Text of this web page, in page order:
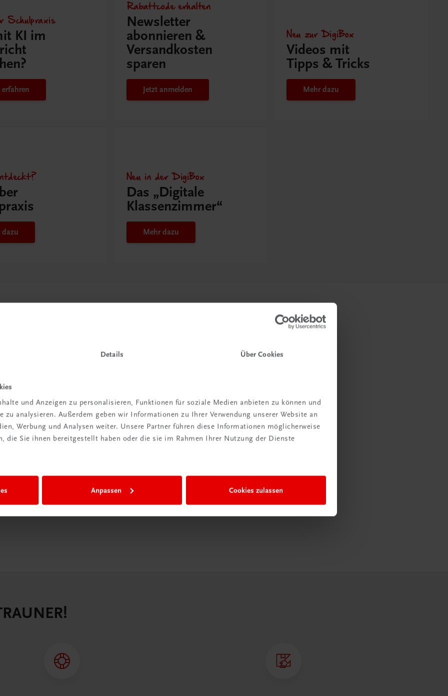
Details Über Cookies
und Anzeigen zu personalisieren, Funktionen für soziale Medien anbieten zu können und
zu analysieren. Außerdem geben wir Informationen zu Ihrer Verwendung unserer Website an
Werbung und Analysen weiter. Unsere Partner führen diese Informationen möglicherweise
die Sie ihnen bereitgestellt haben oder die sie im Rahmen Ihrer Nutzung der Dienste
Anpassen Cookies zulassen
Schulpraxis
KI im
erfahren
Rabattcode erhalten
Newsletter
abonnieren &
Versandkosten
sparen
Jetzt anmelden
Neu zur DigiBox
Videos mit
Tipps & Tricks
Mehr dazu
dazu
Neu in der DigiBox
Das „Digitale
Klassenzimmer“
Mehr dazu
der
eine